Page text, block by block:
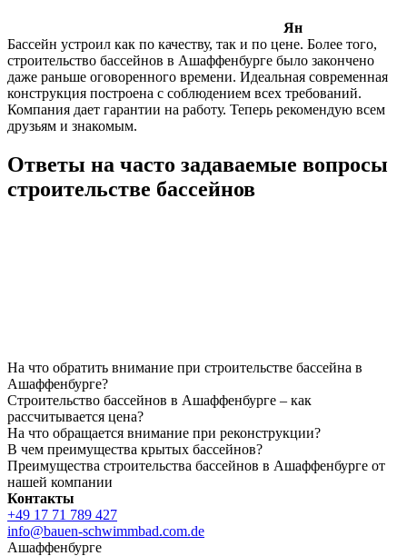
Ян
Бассейн устроил как по качеству, так и по цене. Более того,
строительство бассейнов в Ашаффенбурге было закончено
даже раньше оговоренного времени. Идеальная современная
конструкция построена с соблюдением всех требований.
Компания дает гарантии на работу. Теперь рекомендую всем
друзьям и знакомым.
Ответы на часто задаваемые вопросы
строительстве бассейнов
На что обратить внимание при строительстве бассейна в
Ашаффенбурге?
Строительство бассейнов в Ашаффенбурге – как
рассчитывается цена?
На что обращается внимание при реконструкции?
В чем преимущества крытых бассейнов?
Преимущества строительства бассейнов в Ашаффенбурге от
нашей компании
Контакты
+49 17 71 789 427
info@bauen-schwimmbad.com.de
Ашаффенбурге